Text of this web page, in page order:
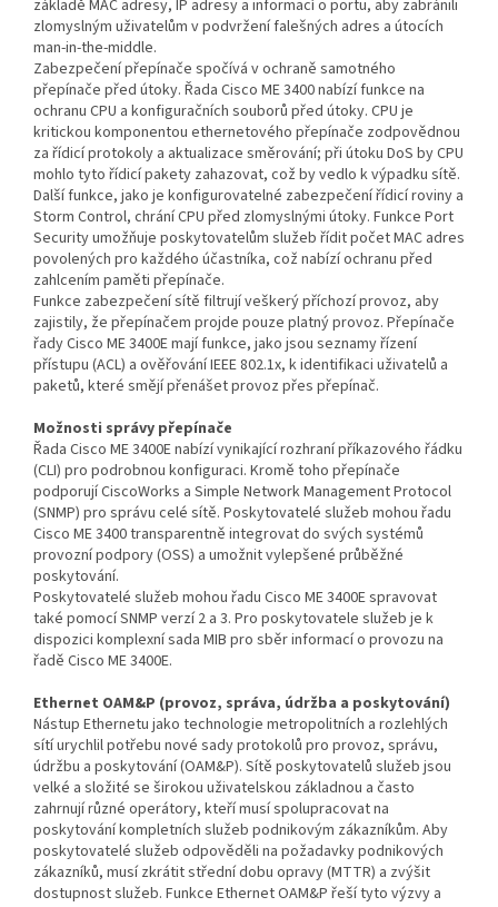
základě MAC adresy, IP adresy a informací o portu, aby zabránili
zlomyslným uživatelům v podvržení falešných adres a útocích
man-in-the-middle.
Zabezpečení přepínače spočívá v ochraně samotného
přepínače před útoky. Řada Cisco ME 3400 nabízí funkce na
ochranu CPU a konfiguračních souborů před útoky. CPU je
kritickou komponentou ethernetového přepínače zodpovědnou
za řídicí protokoly a aktualizace směrování; při útoku DoS by CPU
mohlo tyto řídicí pakety zahazovat, což by vedlo k výpadku sítě.
Další funkce, jako je konfigurovatelné zabezpečení řídicí roviny a
Storm Control, chrání CPU před zlomyslnými útoky. Funkce Port
Security umožňuje poskytovatelům služeb řídit počet MAC adres
povolených pro každého účastníka, což nabízí ochranu před
zahlcením paměti přepínače.
Funkce zabezpečení sítě filtrují veškerý příchozí provoz, aby
zajistily, že přepínačem projde pouze platný provoz. Přepínače
řady Cisco ME 3400E mají funkce, jako jsou seznamy řízení
přístupu (ACL) a ověřování IEEE 802.1x, k identifikaci uživatelů a
paketů, které smějí přenášet provoz přes přepínač.
Možnosti správy přepínače
Řada Cisco ME 3400E nabízí vynikající rozhraní příkazového řádku
(CLI) pro podrobnou konfiguraci. Kromě toho přepínače
podporují CiscoWorks a Simple Network Management Protocol
(SNMP) pro správu celé sítě. Poskytovatelé služeb mohou řadu
Cisco ME 3400 transparentně integrovat do svých systémů
provozní podpory (OSS) a umožnit vylepšené průběžné
poskytování.
Poskytovatelé služeb mohou řadu Cisco ME 3400E spravovat
také pomocí SNMP verzí 2 a 3. Pro poskytovatele služeb je k
dispozici komplexní sada MIB pro sběr informací o provozu na
řadě Cisco ME 3400E.
Ethernet OAM&P (provoz, správa, údržba a poskytování)
Nástup Ethernetu jako technologie metropolitních a rozlehlých
sítí urychlil potřebu nové sady protokolů pro provoz, správu,
údržbu a poskytování (OAM&P). Sítě poskytovatelů služeb jsou
velké a složité se širokou uživatelskou základnou a často
zahrnují různé operátory, kteří musí spolupracovat na
poskytování kompletních služeb podnikovým zákazníkům. Aby
poskytovatelé služeb odpověděli na požadavky podnikových
zákazníků, musí zkrátit střední dobu opravy (MTTR) a zvýšit
dostupnost služeb. Funkce Ethernet OAM&P řeší tyto výzvy a